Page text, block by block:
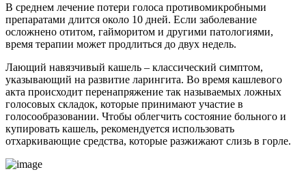
В среднем лечение потери голоса противомикробными
препаратами длится около 10 дней. Если заболевание
осложнено отитом, гайморитом и другими патологиями,
время терапии может продлиться до двух недель.
Лающий навязчивый кашель – классический симптом,
указывающий на развитие ларингита. Во время кашлевого
акта происходит перенапряжение так называемых ложных
голосовых складок, которые принимают участие в
голосообразовании. Чтобы облегчить состояние больного и
купировать кашель, рекомендуется использовать
отхаркивающие средства, которые разжижают слизь в горле.